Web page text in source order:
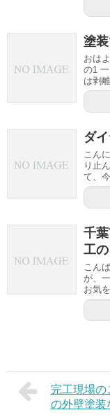
塗
おは
の1
は剥離
ダ
こん
り止
て、
千
工
こん
が、
お気
完工現場
の外壁塗装